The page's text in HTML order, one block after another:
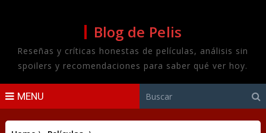
Blog de Pelis
Reseñas y críticas honestas de películas, análisis sin
spoilers y recomendaciones para saber qué ver hoy.
MENU